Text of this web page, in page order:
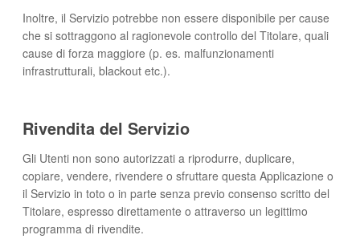
Inoltre, il Servizio potrebbe non essere disponibile per cause
che si sottraggono al ragionevole controllo del Titolare, quali
cause di forza maggiore (p. es. malfunzionamenti
infrastrutturali, blackout etc.).
Rivendita del Servizio
Gli Utenti non sono autorizzati a riprodurre, duplicare,
copiare, vendere, rivendere o sfruttare questa Applicazione o
il Servizio in toto o in parte senza previo consenso scritto del
Titolare, espresso direttamente o attraverso un legittimo
programma di rivendite.